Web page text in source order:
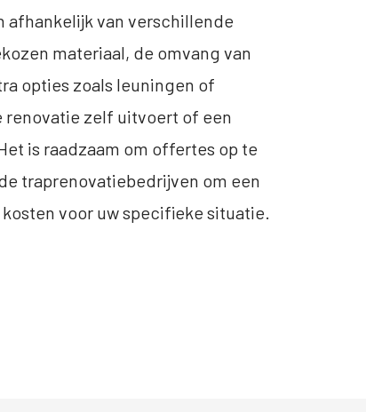
afhankelijk van verschillende
materiaal, de omvang van
opties zoals leuningen of
zelf uitvoert of een
is raadzaam om offertes op te
traprenovatiebedrijven om een
voor uw specifieke situatie.